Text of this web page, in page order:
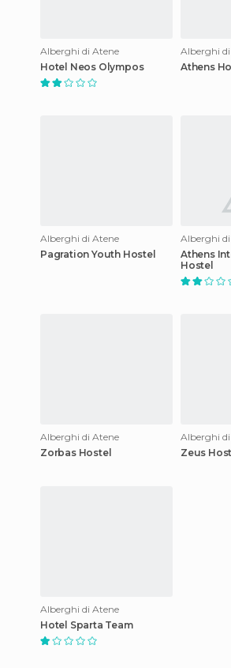
Alberghi di Atene
Hotel Neos Olympos
Alberghi
Athens
Alberghi di Atene
Pagration Youth Hostel
Alberghi
Athens
Hostel
Alberghi di Atene
Zorbas Hostel
Alberghi
Zeus
Alberghi di Atene
Hotel Sparta Team